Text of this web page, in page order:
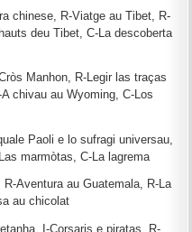
chinese, R-Viatge au Tibet, R-
deu Tibet, C-La descoberta
Manhon, R-Legir las traças
chivau au Wyoming, C-Los
Paoli e lo sufragi universau,
marmòtas, C-La lagrema
R-Aventura au Guatemala, R-La
au chicolat
I-Corsaris e piratas, R-